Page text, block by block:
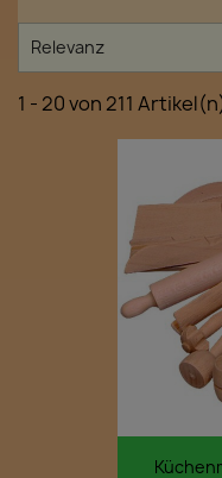
Relevanz
1 - 20 von 211